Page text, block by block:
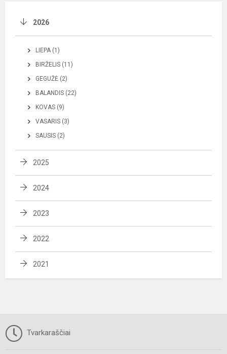
2026
LIEPA (1)
BIRŽELIS (11)
GEGUŽĖ (2)
BALANDIS (22)
KOVAS (9)
VASARIS (3)
SAUSIS (2)
2025
2024
2023
2022
2021
Tvarkaraščiai